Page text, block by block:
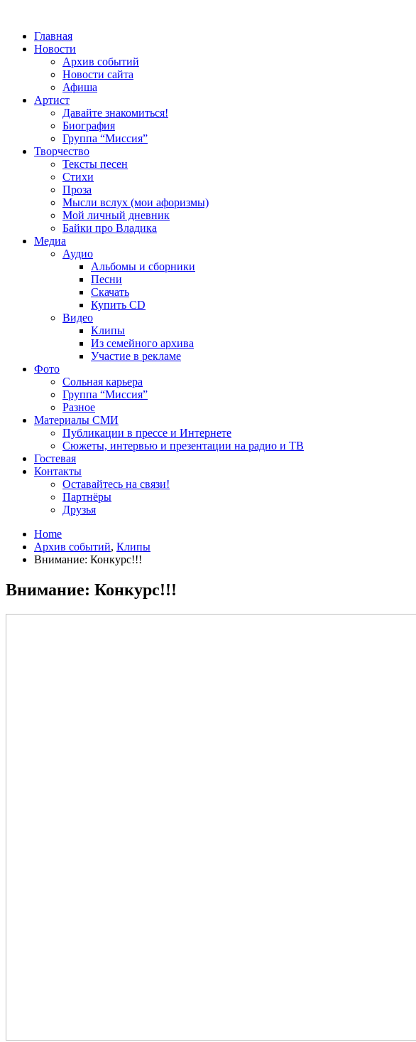
Главная
Новости
Архив событий
Новости сайта
Афиша
Артист
Давайте знакомиться!
Биография
Группа “Миссия”
Творчество
Тексты песен
Стихи
Проза
Мысли вслух (мои афоризмы)
Мой личный дневник
Байки про Владика
Медиа
Аудио
Альбомы и сборники
Песни
Скачать
Купить CD
Видео
Клипы
Из семейного архива
Участие в рекламе
Фото
Сольная карьера
Группа “Миссия”
Разное
Материалы СМИ
Публикации в прессе и Интернете
Сюжеты, интервью и презентации на радио и ТВ
Гостевая
Контакты
Оставайтесь на связи!
Партнёры
Друзья
Home
Архив событий, Клипы
Внимание: Конкурс!!!
Внимание: Конкурс!!!